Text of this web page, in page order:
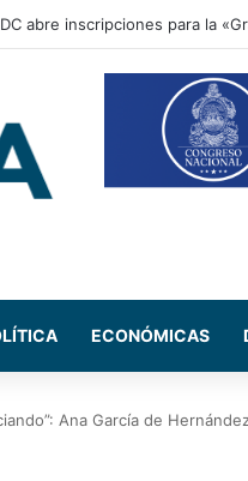
Nacional acompaña
ECONÓMICAS
Ana García de